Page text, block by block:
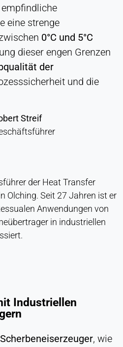
eine strenge
0°C und 5°C
dieser engen Grenzen
der
und die
Streif
der Heat Transfer
Olching. Seit 27 Jahren ist er
Anwendungen von
in industriellen
Industriellen
, wie
verstehen, wie die Website
die Leistung und
zu verbessern. Die Daten